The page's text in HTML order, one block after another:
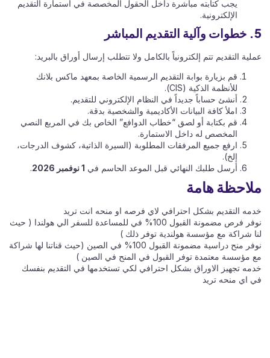
يجب كتابته مباشرة داخل الحقول المخصصة في استمارة التقديم
الإلكترونية.
5. خطوات وآلية التقديم المباشر
عملية التقديم تتم إلكترونياً بالكامل ولا تتطلب إرسال أوراق بالبريد:
قم بزيارة بوابة التقديم الرسمية الخاصة بمعهد ماكس بلانك
للأنظمة الذكية (CIS).
أنشئ حساباً جديداً في النظام الإلكتروني للتقديم.
املأ كافة البيانات الأكاديمية والشخصية بدقة.
قم بكتابة أو لصق “خطاب الدوافع” الخاص بك في المربع النصي
المخصص له داخل الاستمارة.
ارفع جميع المرفقات المطلوبة (السيرة الذاتية، كشوف الدرجات،
إلخ).
أرسل طلبك النهائي قبل الموعد الحاسم في 1 نوفمبر 2026 .
ملاحظة هامة
خدمه التقديم بشكل احترافي لاي فرصه او منحه انت تريد
نوفر فرص مضمونة القبول 100% في للمساعدة للسفر الي هولندا ( حيث
لنا شراكة مع مؤسسة هولندية توفر ذلك )
نوفر منح دراسية مضمونة القبول 100% في الصين (حيث قناتنا لها شراكة
مع مؤسسة معتمدة توفر القبول في المنح في الصين )
خدمه تجهيز الاوراق بشكل احترافي لكي تستخدمها في التقديم بنفسك
في اي منحه تريد